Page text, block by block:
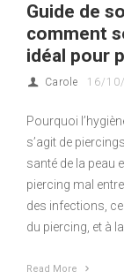
Guide de
comment
idéal pour
Carole 16/
Pourquoi
s’agit de
santé de la peau
piercing mal
des infections,
du piercing, et à la
Read More